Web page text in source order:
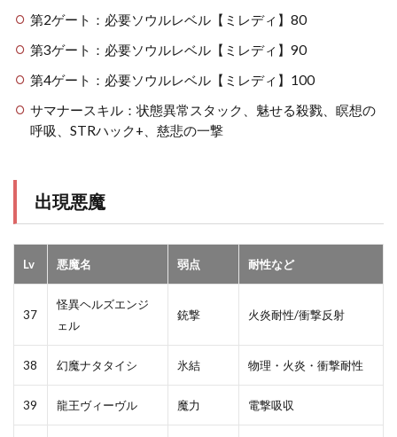
第2ゲート：必要ソウルレベル【ミレディ】80
第3ゲート：必要ソウルレベル【ミレディ】90
第4ゲート：必要ソウルレベル【ミレディ】100
サマナースキル：状態異常スタック、魅せる殺戮、瞑想の
呼吸、STRハック+、慈悲の一撃
出現悪魔
Lv 悪魔名 弱点 耐性など
37
怪異ヘルズエンジ
ェル
銃撃 火炎耐性/衝撃反射
38 幻魔ナタタイシ 氷結 物理・火炎・衝撃耐性
39 龍王ヴィーヴル 魔力 電撃吸収